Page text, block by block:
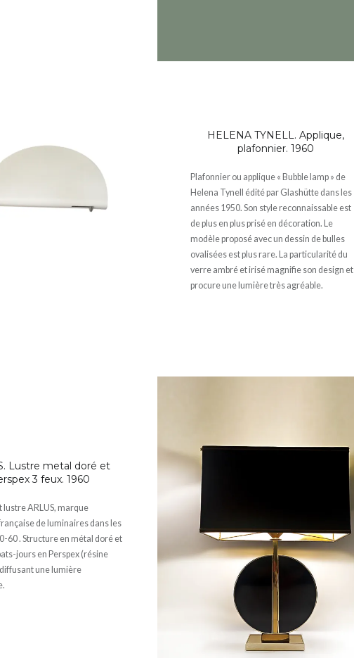
HELENA TYNELL. Applique,
plafonnier. 1960
Plafonnier ou applique « Bubble lamp » de
Helena Tynell édité par Glashütte dans les
années 1950. Son style reconnaissable est
de plus en plus prisé en décoration. Le
modèle proposé avec un dessin de bulles
ovalisées est plus rare. La particularité du
verre ambré et irisé magnifie son design et
procure une lumière très agréable.
Lustre metal doré et
3 feux. 1960
lustre ARLUS, marque
de luminaires dans les
60 . Structure en métal doré et
jours en Perspex (résine
une lumière